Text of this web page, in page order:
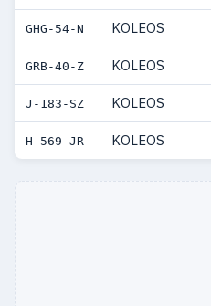
GHG-54-N KOLEOS
GRB-40-Z KOLEOS
J-183-SZ KOLEOS
H-569-JR KOLEOS